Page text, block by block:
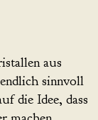
aus
sinnvoll
die Idee, dass